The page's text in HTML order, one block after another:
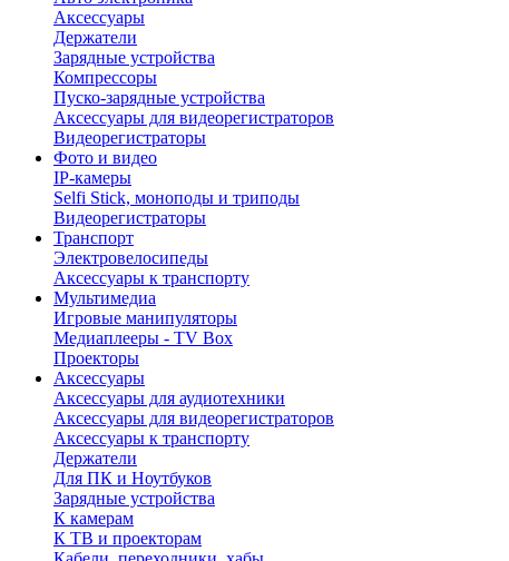
Аксессуары
Держатели
Зарядные устройства
Компрессоры
Пуско-зарядные устройства
Аксессуары для видеорегистраторов
Видеорегистраторы
Фото и видео
IP-камеры
Selfi Stick, моноподы и триподы
Видеорегистраторы
Транспорт
Электровелосипеды
Аксессуары к транспорту
Мультимедиа
Игровые манипуляторы
Медиаплееры - TV Box
Проекторы
Аксессуары
Аксессуары для аудиотехники
Аксессуары для видеорегистраторов
Аксессуары к транспорту
Держатели
Для ПК и Ноутбуков
Зарядные устройства
К камерам
К ТВ и проекторам